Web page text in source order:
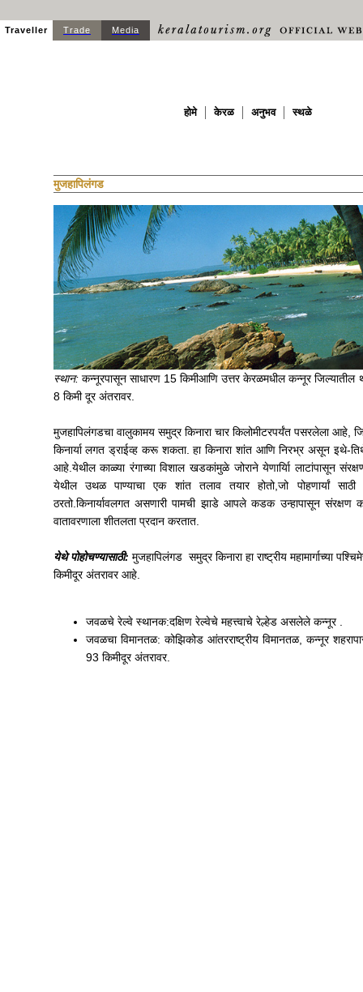
Traveller Trade Media
होमे केरळ अनुभव स्थळे
मुजहापिलंगड
स्थान:कन्नूरपासून साधारण 15 किमीआणि उत्तर केरळमधील कन्नूर जिल्यातील
8 किमी दूर अंतरावर.
मुजहापिलंगडचा वालुकामय समुद्र किनारा चार किलोमीटरपर्यंत पसरलेला आहे,
किनार्या लगत ड्राईव्ह करू शकता. हा किनारा शांत आणि निरभ्र असून इथे-
आहे.येथील काळ्या रंगाच्या विशाल खडकांमुळे जोराने येणार्याि लाटांपासून
येथील उथळ पाण्याचा एक शांत तलाव तयार होतो,जो पोहणार्यां
ठरतो.किनार्यावलगत असणारी पामची झाडे आपले कडक उन्हापासून संरक्षण
वातावरणाला शीतलता प्रदान करतात.
येथे पोहोचण्यासाठी: मुजहापिलंगड समुद्र किनारा हा राष्ट्रीय महामार्गाच्या
किमीदूर अंतरावर आहे.
जवळचे रेल्वे स्थानक:दक्षिण रेल्वेचे महत्त्वाचे रेल्हेड असलेले कन्नूर .
जवळचा विमानतळ: कोझिकोड आंतरराष्ट्रीय विमानतळ, कन्नूर
93 किमीदूर अंतरावर.